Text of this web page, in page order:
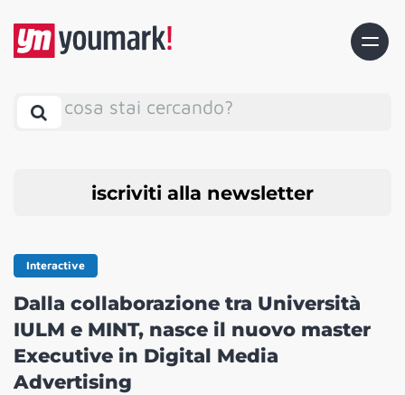
cosa stai cercando?
iscriviti alla newsletter
Interactive
Dalla collaborazione tra Università
IULM e MINT, nasce il nuovo master
Executive in Digital Media
Advertising